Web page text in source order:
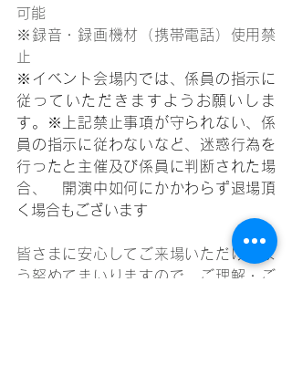
可能
※録音・録画機材（携帯電話）使用禁
止
※イベント会場内では、係員の指示に
従っていただきますようお願いしま
す。※上記禁止事項が守られない、係
員の指示に従わないなど、迷惑行為を
行ったと主催及び係員に判断された場
合、　開演中如何にかかわらず退場頂
く場合もございます
皆さまに安心してご来場いただけるよ
う努めてまいりますので、ご理解・ご